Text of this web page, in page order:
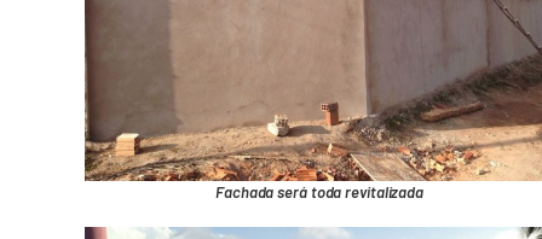
Fachada será toda revitalizada